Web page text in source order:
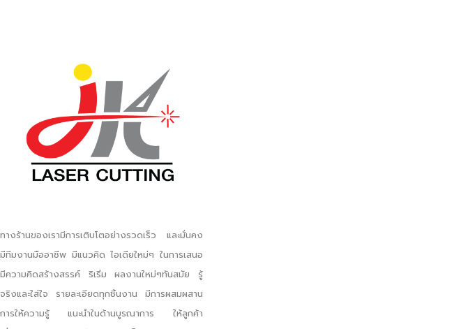
ทางร้านของเรามีการเติบโตอย่างรวดเร็ว และมั่นคง
มีทีมงานมืออาชีพ มีแนวคิด ไอเดียใหม่ๆ ในการเสนอ
มีความคิดสร้างสรรค์ ริเริ่ม ผลงานใหม่ๆทันสมัย รู้
จริงและใส่ใจ รายละเอียดทุกชิ้นงาน มีการผสมผสาน
การให้ความรู้ แนะนำในด้านบูรณาการ ให้ลูกค้า